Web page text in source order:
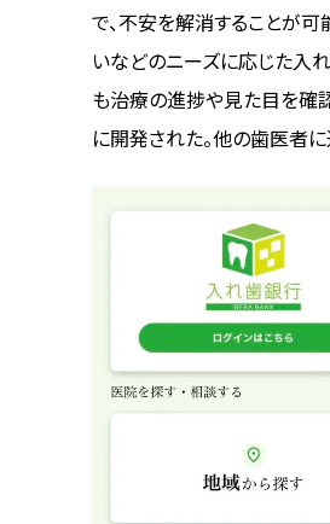
で、不安を解消することが
いなどのニーズに応じた入
も治療の進捗や見た目を確
に開発された。他の歯医者